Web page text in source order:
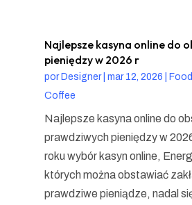
Najlepsze kasyna online do
pieniędzy w 2026 r
porDesigner| mar 12, 2026
Coffee
Najlepsze kasyna online do
prawdziwych pieniędzy w
roku wybór kasyn online,
których można obstawiać
prawdziwe pieniądze, nadal